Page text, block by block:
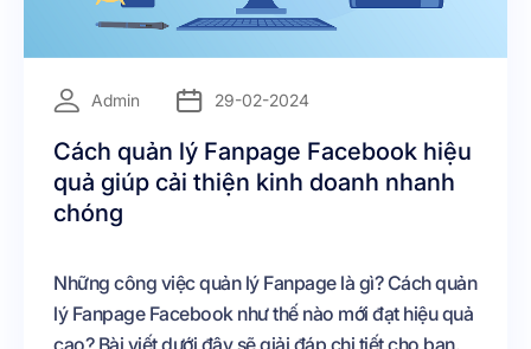
Admin 29-02-2024
Cách quản lý Fanpage Facebook hiệu
quả giúp cải thiện kinh doanh nhanh
chóng
Những công việc quản lý Fanpage là gì? Cách quản
lý Fanpage Facebook như thế nào mới đạt hiệu quả
cao? Bài viết dưới đây sẽ giải đáp chi tiết cho bạn.